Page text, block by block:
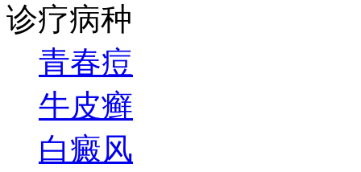
诊疗病种
青春痘
牛皮癣
白癜风